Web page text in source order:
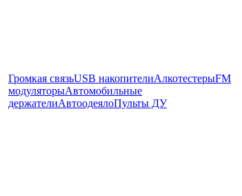
Громкая связьUSB накопителиАлкотестерыFM
модуляторыАвтомобильные
держателиАвтоодеялоПульты ДУ